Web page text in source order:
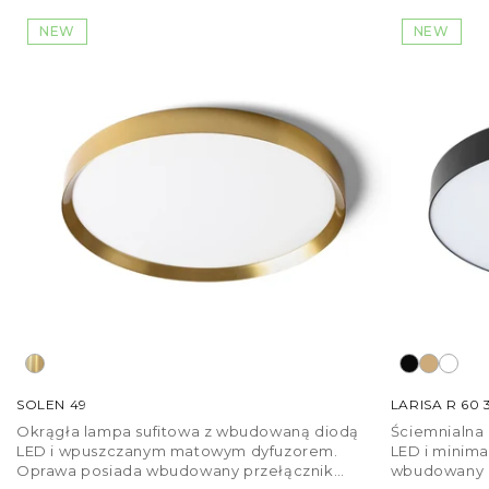
NEW
SOLEN 49
Okrągła lampa sufitowa z wbudowaną diodą
LED i wpuszczanym matowym dyfuzorem.
Oprawa posiada wbudowany przełącznik
NEW
LARISA R 60
LED i
wbudowany